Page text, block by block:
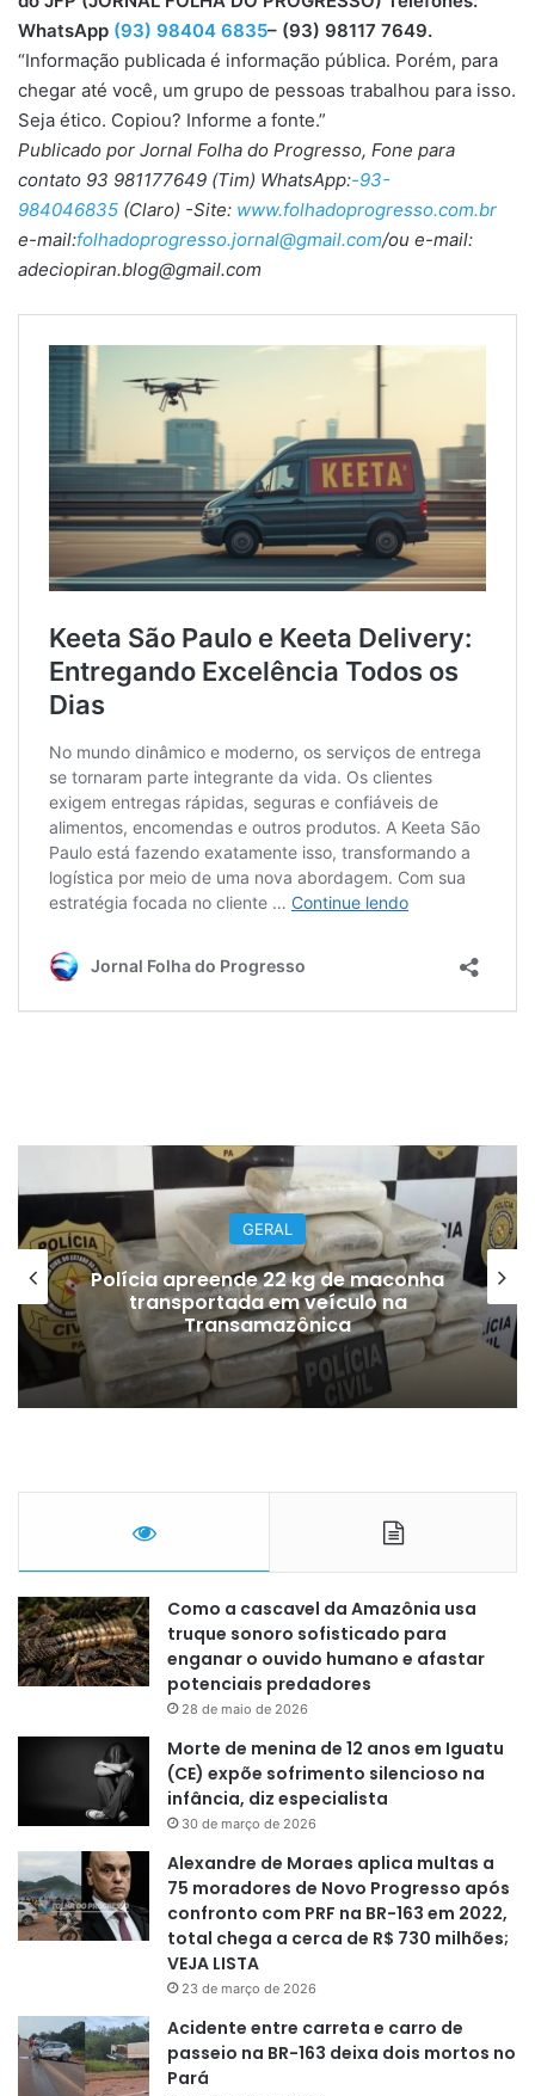
WhatsApp (93) 98404 6835– (93) 98117 7649.
“Informação publicada é informação pública. Porém, para
chegar até você, um grupo de pessoas trabalhou para isso.
Seja ético. Copiou? Informe a fonte.”
Publicado por Jornal Folha do Progresso, Fone para
contato 93 981177649 (Tim) WhatsApp:-93-
984046835 (Claro) -Site: www.folhadoprogresso.com.br
e-mail:folhadoprogresso.jornal@gmail.com/ou e-mail:
adeciopiran.blog@gmail.com
GERAL
Polícia apreende 22 kg de maconha
transportada em veículo na
Transamazônica
Como a cascavel da Amazônia usa
truque sonoro sofisticado para
enganar o ouvido humano e afastar
potenciais predadores
28 de maio de 2026
Morte de menina de 12 anos em Iguatu
(CE) expõe sofrimento silencioso na
infância, diz especialista
30 de março de 2026
Alexandre de Moraes aplica multas a
75 moradores de Novo Progresso após
confronto com PRF na BR-163 em 2022,
total chega a cerca de R$ 730 milhões;
VEJA LISTA
23 de março de 2026
Acidente entre carreta e carro de
passeio na BR-163 deixa dois mortos no
Pará